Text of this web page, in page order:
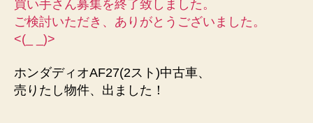
買い手さん募集を終了致しました。
ご検討いただき、ありがとうございました。
<(_ _)>
ホンダディオAF27(2スト)中古車、
売りたし物件、出ました！